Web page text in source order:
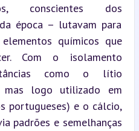
conscientes dos
época – lutavam para
químicos que
Com o isolamento
como o lítio
mas logo utilizado em
portugueses) e o cálcio,
padrões e semelhanças